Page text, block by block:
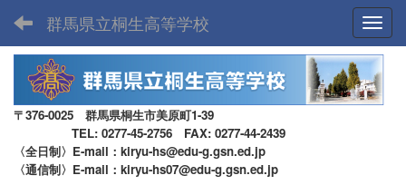
群馬県立桐生高等学校
〒376-0025 群馬県桐生市美原町1-39
TEL: 0277-45-2756 FAX: 0277-44-2439
〈全日制〉E-mail：kiryu-hs@edu-g.gsn.ed.jp
〈通信制〉E-mail：kiryu-hs07@edu-g.gsn.ed.jp